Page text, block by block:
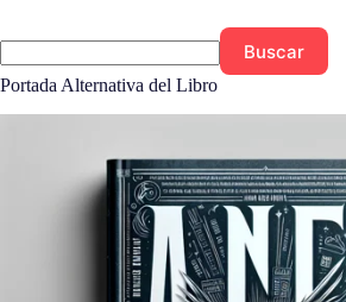
Buscar
Portada Alternativa del Libro